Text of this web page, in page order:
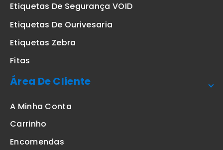
Etiquetas De Segurança VOID
Etiquetas De Ourivesaria
Etiquetas Zebra
Fitas
Área De Cliente
A Minha Conta
Carrinho
Encomendas